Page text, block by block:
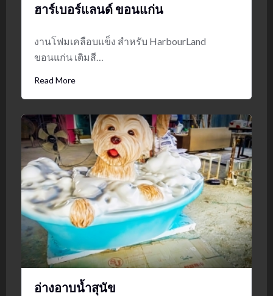
ฮาร์เบอร์แลนด์ ขอนแก่น
งานโฟมเคลือบแข็ง สำหรับ HarbourLand
ขอนแก่น เติมสี…
Read More
อ่างอาบน้ำสุนัข